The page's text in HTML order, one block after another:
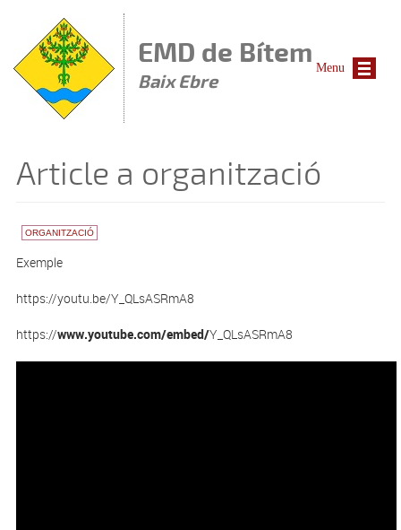
EMD de Bítem
Baix Ebre
Article a organització
ORGANITZACIÓ
Exemple
https://youtu.be/Y_QLsASRmA8
https://www.youtube.com/embed/Y_QLsASRmA8
Menu